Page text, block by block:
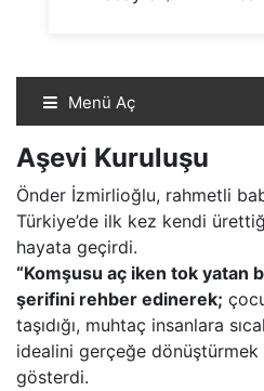
Menü Aç
Aşevi Kuruluşu
Önder İzmirlioğlu, rahmetli
Türkiye’de ilk kez kendi
hayata geçirdi.
“Komşusu aç iken tok yatan
şerifini rehber edinerek;
taşıdığı, muhtaç insanlara
idealini gerçeğe
gösterdi.